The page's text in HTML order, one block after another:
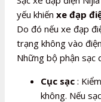
yếu khiến xe đạp
Do đó nếu xe đạp
trạng không vào
Những bộ phận sạc
Cục sạc :
không. Nếu